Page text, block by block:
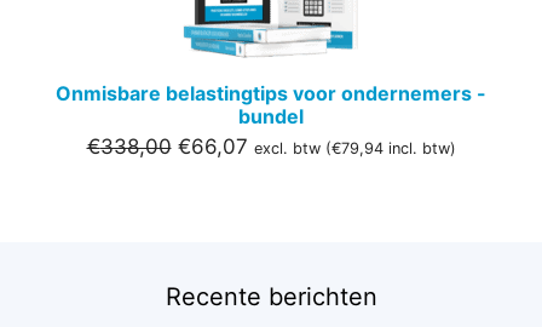
Onmisbare belastingtips voor ondernemers -
bundel
€338,00 Oorspronkelijke
€66,07Huidige
excl. btw (€79,94incl. btw)
Recente berichten